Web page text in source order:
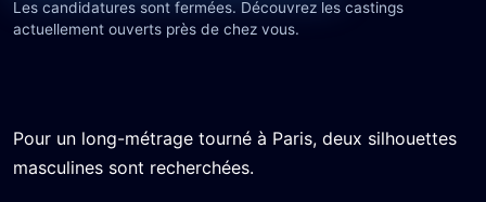
Les candidatures sont fermées. Découvrez les castings
actuellement ouverts près de chez vous.
Pour un long-métrage tourné à Paris, deux silhouettes
masculines sont recherchées.